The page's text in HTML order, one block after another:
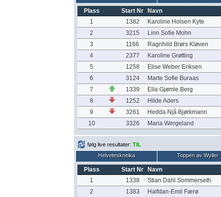
Plass Start Nr
Navn
1
1382
Karoline Holsen Kyte
2
3215
Linn Sofie Mohn
3
1166
Ragnhild Brørs Kløven
4
2377
Karoline Grøtting
5
1258
Elise Weber Eriksen
6
3124
Marte Sofie Buraas
7
1339
Ella Gjømle Berg
8
1252
Hilde Aders
9
3261
Hedda Njå Bjørkmann
10
3326 Maria Wergeland
følg live resultater: TIL
Helveteskneika
Toppen av Wyller
Plass Start Nr
Navn
1
1338
Stian Dahl Sommerseth
2
1383
Halfdan-Emil Færø